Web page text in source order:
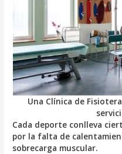
Una Clínica de
Cada deporte conlleva
por la falta de
sobrecarga muscular.